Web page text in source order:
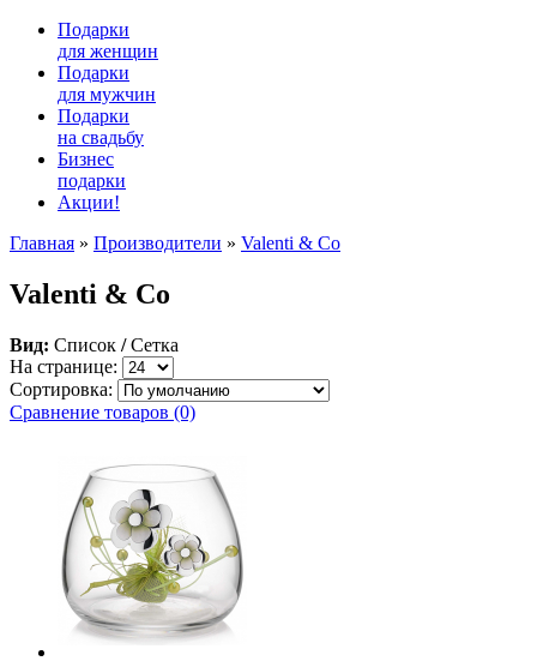
Подарки
для женщин
Подарки
для мужчин
Подарки
на свадьбу
Бизнес
подарки
Акции!
Главная » Производители » Valenti & Co
Valenti & Co
Вид: Список / Сетка
На странице:
Сортировка:
Сравнение товаров (0)